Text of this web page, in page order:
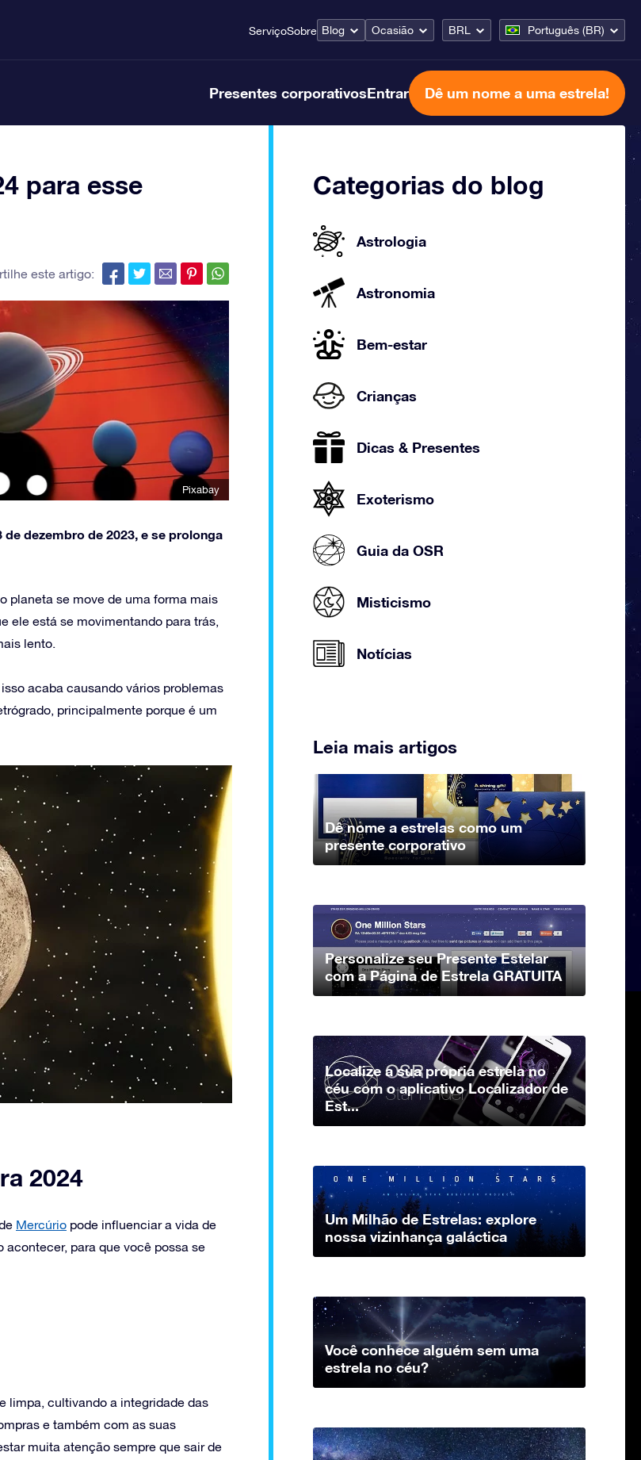
ServiçoSobre Blog Ocasião BRL Português (BR)
Presentes corporativosEntrar Dê um nome a uma estrela!
para esse
este artigo:
Pixabay
dezembro de 2023, e se prolonga
planeta se move de uma forma mais
ele está se movimentando para trás,
lento.
acaba causando vários problemas
principalmente porque é um
2024
Mercúrio pode influenciar a vida de
para que você possa se
limpa, cultivando a integridade das
e também com as suas
muita atenção sempre que sair de
Categorias do blog
Astrologia
Astronomia
Bem-estar
Crianças
Dicas & Presentes
Exoterismo
Guia da OSR
Misticismo
Notícias
Leia mais artigos
Dê nome a estrelas como um
presente corporativo
Personalize seu Presente Estelar
com a Página de Estrela GRATUITA
Localize a sua própria estrela no
céu com o aplicativo Localizador de
Est...
Um Milhão de Estrelas: explore
nossa vizinhança galáctica
Você conhece alguém sem uma
estrela no céu?